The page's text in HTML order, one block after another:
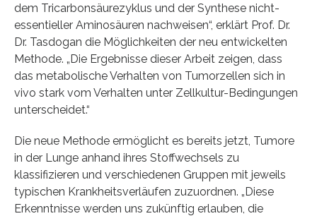
dem Tricarbonsäurezyklus und der Synthese nicht-
essentieller Aminosäuren nachweisen“, erklärt Prof. Dr.
Dr. Tasdogan die Möglichkeiten der neu entwickelten
Methode. „Die Ergebnisse dieser Arbeit zeigen, dass
das metabolische Verhalten von Tumorzellen sich in
vivo stark vom Verhalten unter Zellkultur-Bedingungen
unterscheidet.“
Die neue Methode ermöglicht es bereits jetzt, Tumore
in der Lunge anhand ihres Stoffwechsels zu
klassifizieren und verschiedenen Gruppen mit jeweils
typischen Krankheitsverläufen zuzuordnen. „Diese
Erkenntnisse werden uns zukünftig erlauben, die